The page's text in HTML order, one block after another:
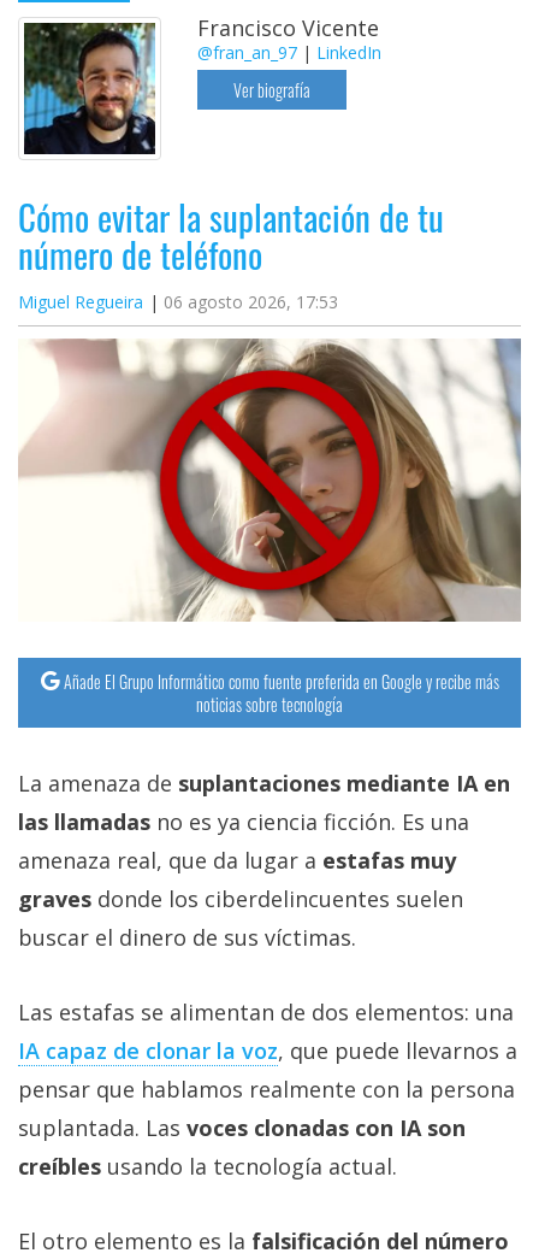
Francisco Vicente
@fran_an_97 | LinkedIn
Ver biografía
Cómo evitar la suplantación de tu
número de teléfono
Miguel Regueira 06 agosto 2026, 17:53
Añade El Grupo Informático como fuente preferida en Google y recibe más
noticias sobre tecnología
La amenaza de suplantaciones mediante IA en
las llamadas no es ya ciencia ficción. Es una
amenaza real, que da lugar a estafas muy
graves donde los ciberdelincuentes suelen
buscar el dinero de sus víctimas.
Las estafas se alimentan de dos elementos: una
IA capaz de clonar la voz‎, que puede llevarnos a
pensar que hablamos realmente con la persona
suplantada. Las voces clonadas con IA son
creíbles usando la tecnología actual.
El otro elemento es la falsificación del número